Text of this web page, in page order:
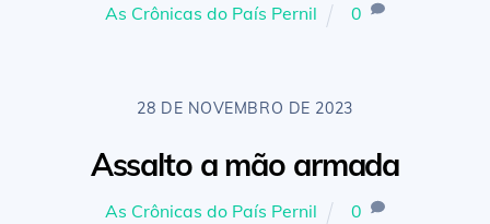
As Crônicas do País Pernil 0
28 DE NOVEMBRO DE 2023
Assalto a mão armada
As Crônicas do País Pernil 0